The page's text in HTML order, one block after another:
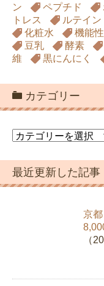
ン
ペプチド
トレス
ルテイン
化粧水
機能
豆乳
酵素
維
黒にんにく
カテゴリー
カ
ゴ
リ
ー
最近更新した記事
京
（